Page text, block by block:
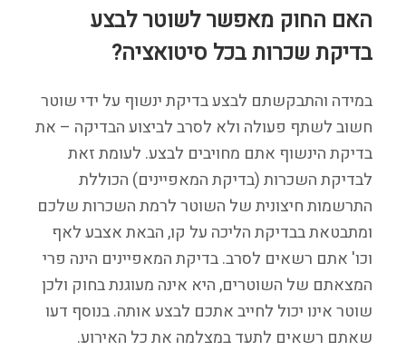
האם החוק מאפשר לשוטר לבצע
בדיקת שכרות בכל סיטואציה?
במידה והתבקשתם לבצע בדיקת ינשוף על ידי שוטר
חשוב לשתף פעולה ולא לסרב לביצוע הבדיקה – את
בדיקת הינשוף אתם מחויבים לבצע. לעומת זאת
לבדיקת השכרות (בדיקת המאפיינים) הכוללת
התרשמות חיצונית של השוטר לרמת השכרות שלכם
ומתבטאת בבדיקת הליכה על קו, הבאת אצבע לאף
וכו' אתם רשאים לסרב. בדיקת המאפיינים הינה פרי
המצאתם של השוטרים, היא אינה מעוגנת בחוק ולכן
שוטר אינו יכול לחייב אתכם לבצע אותה. בנוסף דעו
שאתם רשאים לתעד במצלמה את כל האירוע.